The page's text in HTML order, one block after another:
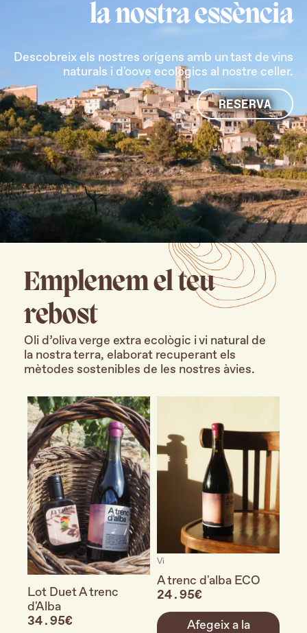
la nostra essència
Descobreix els nostres orígens amb un tast de vins
naturals i d'oove ecològics al nostre celler.
RESERVA
Emplenem el teu
rebost
Oli d’oliva verge extra ecològic i vi natural de
la nostra terra, elaborat recuperant els
mètodes sostenibles de les nostres àvies.
Lot Duet A trenc
d'Alba
34.95
Vi
A trenc d'alba ECO
24.95
Afegeix a la